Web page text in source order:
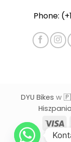
Phone:
DYU Bikes w
Hiszpania